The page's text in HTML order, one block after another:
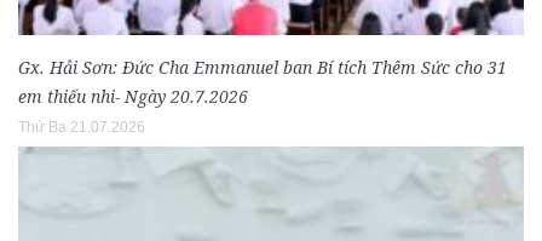
Gx. Hải Sơn: Đức Cha Emmanuel ban Bí tích Thêm Sức cho 31
em thiếu nhi- Ngày 20.7.2026
Thứ Ba 21.07.2026